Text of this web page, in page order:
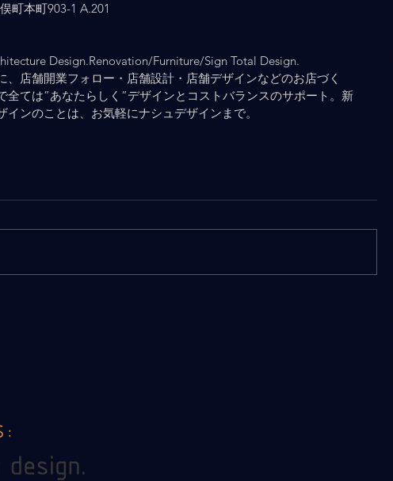
町本町903-1 A.201
Design.Renovation/Furniture/Sign Total Design.
、店舗開業フォロー・店舗設計・店舗デザインなどのお店づく
全ては”あなたらしく”デザインとコストバランスのサポート。新
ンのことは、お気軽にナシュデザインまで。